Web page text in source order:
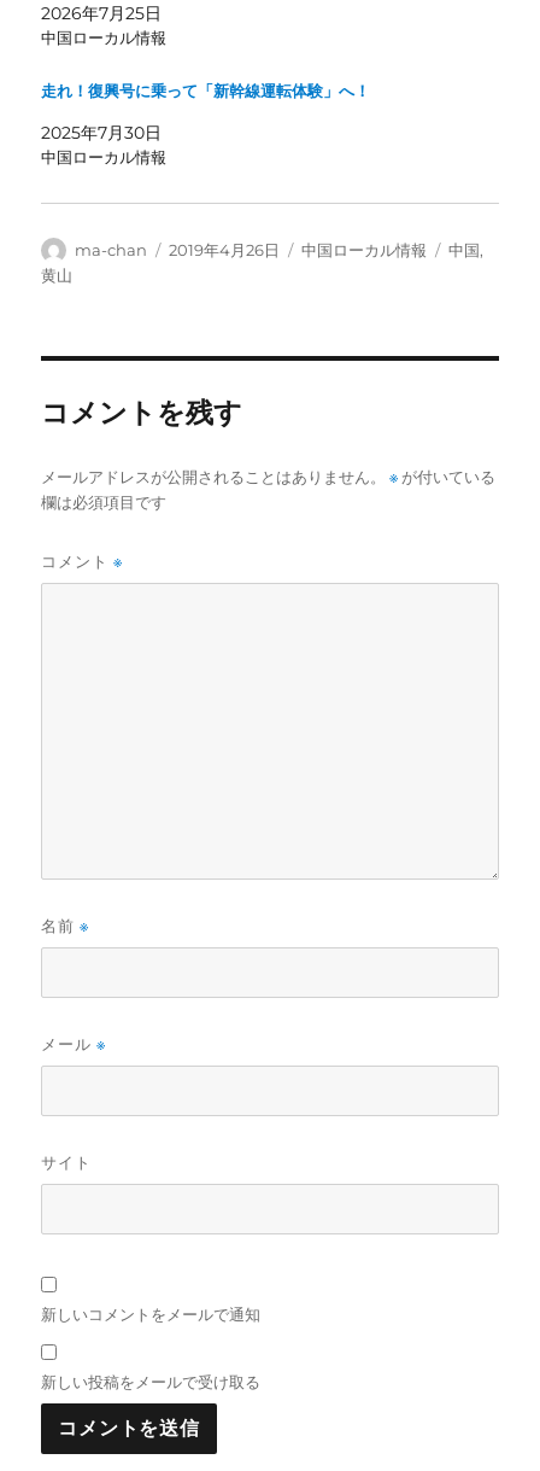
2026年7月25日
中国ローカル情報
走れ！復興号に乗って「新幹線運転体験」へ！
2025年7月30日
中国ローカル情報
投
ma-chan
投
2019年4月26日
カ
中国ローカル情報
タ
中国,
黄山
コメントを残す
メールアドレスが公開されることはありません。 ※ が付いている
欄は必須項目です
コメント※
名前※
メール※
サイト
新しいコメントをメールで通知
新しい投稿をメールで受け取る